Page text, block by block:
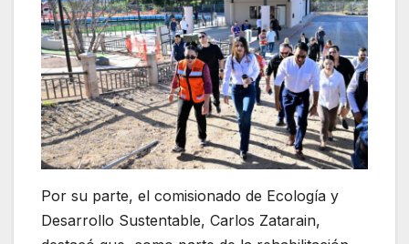
Por su parte, el comisionado de Ecología y
Desarrollo Sustentable, Carlos Zatarain,